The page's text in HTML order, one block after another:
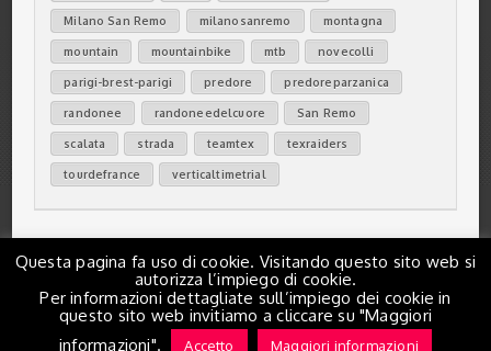
Milano San Remo milanosanremo montagna
mountain mountainbike mtb novecolli
parigi-brest-parigi predore predoreparzanica
randonee randoneedelcuore San Remo
scalata strada teamtex texraiders
tourdefrance verticaltimetrial
© Copyright 2026 Sportimo All Rights Reserved.
Questa pagina fa uso di cookie. Visitando questo sito web si
autorizza l’impiego di cookie.
Per informazioni dettagliate sull’impiego dei cookie in
questo sito web invitiamo a cliccare su "Maggiori
informazioni".
Accetto Maggiori informazioni